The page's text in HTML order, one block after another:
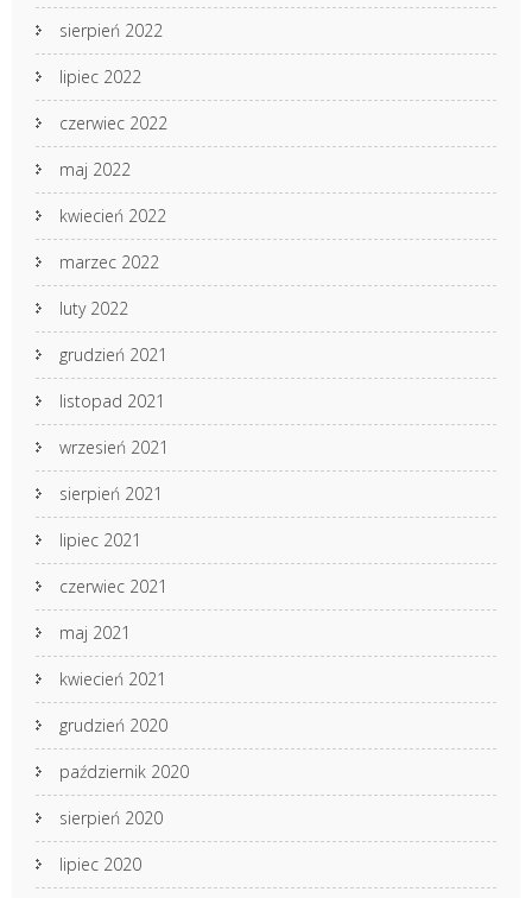
sierpień 2022
lipiec 2022
czerwiec 2022
maj 2022
kwiecień 2022
marzec 2022
luty 2022
grudzień 2021
listopad 2021
wrzesień 2021
sierpień 2021
lipiec 2021
czerwiec 2021
maj 2021
kwiecień 2021
grudzień 2020
październik 2020
sierpień 2020
lipiec 2020